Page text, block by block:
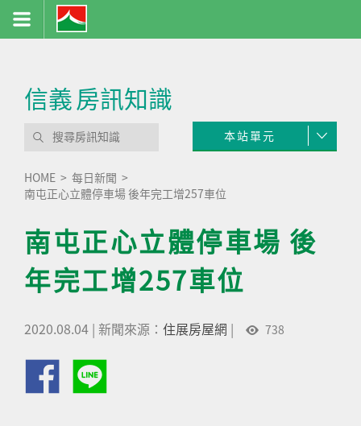
信義房訊知識
本站單元
HOME
每日新聞
南屯正心立體停車場 後年完工增257車位
南屯正心立體停車場 後
年完工增257車位
2020.08.04 | 新聞來源： 住展房屋網 | 738